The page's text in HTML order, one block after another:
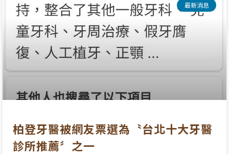
最新消息
柏登牙醫被網友票選為〝台北十大牙醫
診所推薦〞之一